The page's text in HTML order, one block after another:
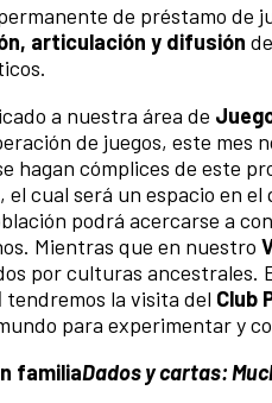
de préstamo de
articulación y difusión
a nuestra área de
de juegos, este mes
hagan cómplices de este
, el cual será un espacio en
podrá acercarse a
Mientras que en nuestro
por culturas ancestrales.
tendremos la visita del Club
para experimentar y
familiaDados y cartas: